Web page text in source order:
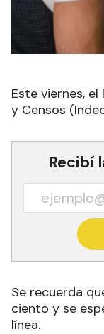
Este viernes,
y Censos
Recibí
Se recuerda
ciento y se
línea.